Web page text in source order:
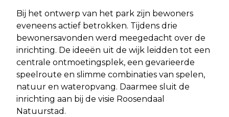
Bij het ontwerp van het park zijn bewoners
eveneens actief betrokken. Tijdens drie
bewonersavonden werd meegedacht over de
inrichting. De ideeën uit de wijk leidden tot een
centrale ontmoetingsplek, een gevarieerde
speelroute en slimme combinaties van spelen,
natuur en wateropvang. Daarmee sluit de
inrichting aan bij de visie Roosendaal
Natuurstad.